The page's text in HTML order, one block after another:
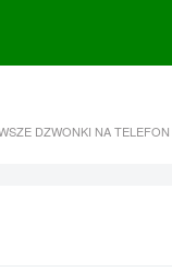
DZWONKI NA TELEFON